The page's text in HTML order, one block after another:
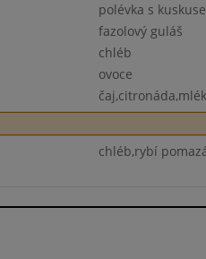
polévka s
fazolový guláš
chléb
ovoce
chléb,rybí